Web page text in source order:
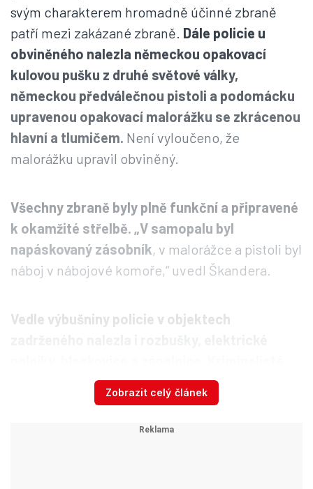
svým charakterem hromadně účinné zbraně
patří mezi zakázané zbraně. Dále policie u
obviněného nalezla německou opakovací
kulovou pušku z druhé světové války,
německou předválečnou pistoli a podomácku
upravenou opakovací malorážku se zkrácenou
hlavní a tlumičem. Není vyloučeno, že
malorážku upravil obviněný.
Všechny zbraně byly plně funkční a připravené
k okamžité střelbě. „V samopalu byl
napáskovaný zásobník, v malorážce a pistoli byl
náboj v nábojové komoře,“ uvedl Škandera.
Vedle výbušniny policie v objektech
našli různé návody na úpravu zbraní, střeliva a
výrobu tlumičů výstřelu.Muž držel i jeden
samopal, který byl znehodnocený pro střelbu.
Zobrazit celý článek